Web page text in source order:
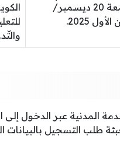
الجُمعة 20 ديسمبر/
2025.
المدنية عبر الدخول إلى
طلب التسجيل بالبيانات